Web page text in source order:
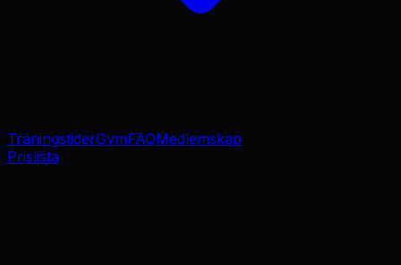
TräningstiderGymFAQMedlemskap
Prislista